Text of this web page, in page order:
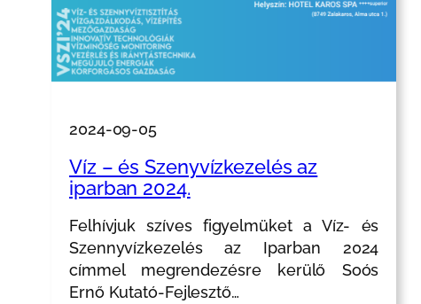
2024-09-05
Víz – és Szenyvízkezelés az
iparban 2024.
Felhívjuk szíves figyelmüket a Víz- és
Szennyvízkezelés az Iparban 2024
címmel megrendezésre kerülő Soós
Ernő Kutató-Fejlesztő…